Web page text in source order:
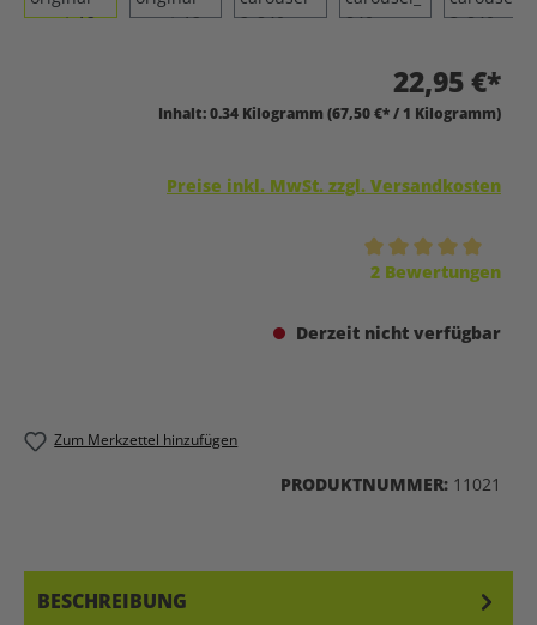
22,95 €*
Inhalt:0.34 Kilogramm (67,50 €* / 1 Kilogramm)
Preise inkl. MwSt. zzgl. Versandkosten
Durchschnittliche Bewertung von 5 von 5 Sternen
2 Bewertungen
Derzeit nicht verfügbar
Zum Merkzettel hinzufügen
PRODUKTNUMMER: 11021
BESCHREIBUNG